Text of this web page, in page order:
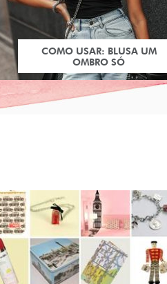
COMO USAR: BLUSA UM
OMBRO SÓ